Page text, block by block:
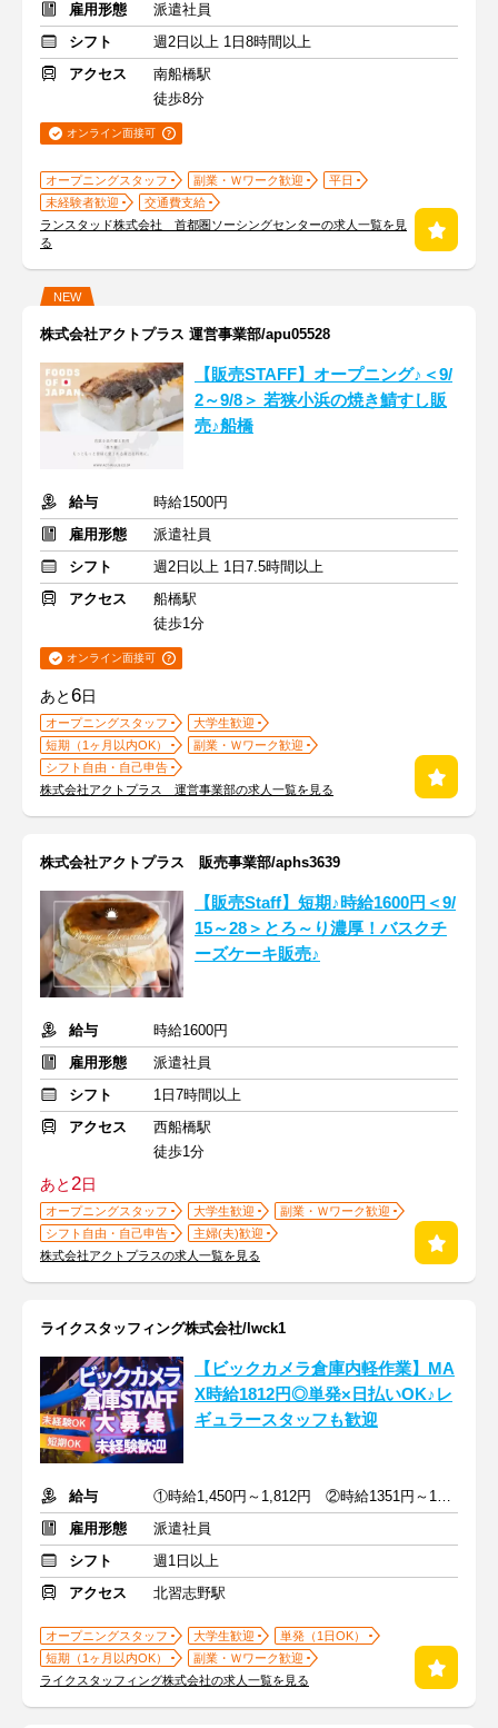
雇用形態
派遣社員
シフト
週2日以上 1日8時間以上
アクセス
南船橋駅
徒歩8分
オンライン面接可
オープニングスタッフ 副業・Ｗワーク歓迎
平日
未経験者歓迎
交通費支給
ランスタッド株式会社 首都圏ソーシングセンターの求人一覧を見
る
NEW
株式会社アクトプラス 運営事業部/apu05528
【販売STAFF】オープニング♪＜9/
2～9/8＞ 若狭小浜の焼き鯖すし販
売♪船橋
給与
時給1500円
雇用形態
派遣社員
シフト
週2日以上 1日7.5時間以上
アクセス
船橋駅
徒歩1分
オンライン面接可
あと6日
オープニングスタッフ
大学生歓迎
短期（1ヶ月以内OK）
副業・Ｗワーク歓迎
シフト自由・自己申告
株式会社アクトプラス 運営事業部の求人一覧を見る
株式会社アクトプラス 販売事業部/aphs3639
【販売Staff】短期♪時給1600円＜9/
15～28＞とろ～り濃厚！バスクチ
ーズケーキ販売♪
給与
時給1600円
雇用形態
派遣社員
シフト
1日7時間以上
アクセス
西船橋駅
徒歩1分
あと2日
オープニングスタッフ 大学生歓迎
副業・Ｗワーク歓迎
シフト自由・自己申告
主婦(夫)歓迎
株式会社アクトプラスの求人一覧を見る
ライクスタッフィング株式会社/lwck1
【ビックカメラ倉庫内軽作業】MA
X時給1812円◎単発×日払いOK♪レ
ギュラースタッフも歓迎
給与
①時給1,450円～1,812円 ②時給1351円～1450円
雇用形態
派遣社員
シフト
週1日以上
アクセス
北習志野駅
オープニングスタッフ 大学生歓迎
単発（1日OK）
短期（1ヶ月以内OK）
副業・Ｗワーク歓迎
ライクスタッフィング株式会社の求人一覧を見る